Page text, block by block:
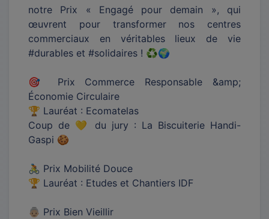
notre Prix « Engagé pour demain », qui
œuvrent pour transformer nos centres
commerciaux en véritables lieux de vie
#durables et #solidaires ! ♻️🌍
🎯 Prix Commerce Responsable &amp;
Économie Circulaire
🏆 Lauréat : Ecomatelas
Coup de 💛 du jury : La Biscuiterie Handi-
Gaspi 🍪
🚴 Prix Mobilité Douce
🏆 Lauréat : Etudes et Chantiers IDF
👵🏼 Prix Bien Vieillir